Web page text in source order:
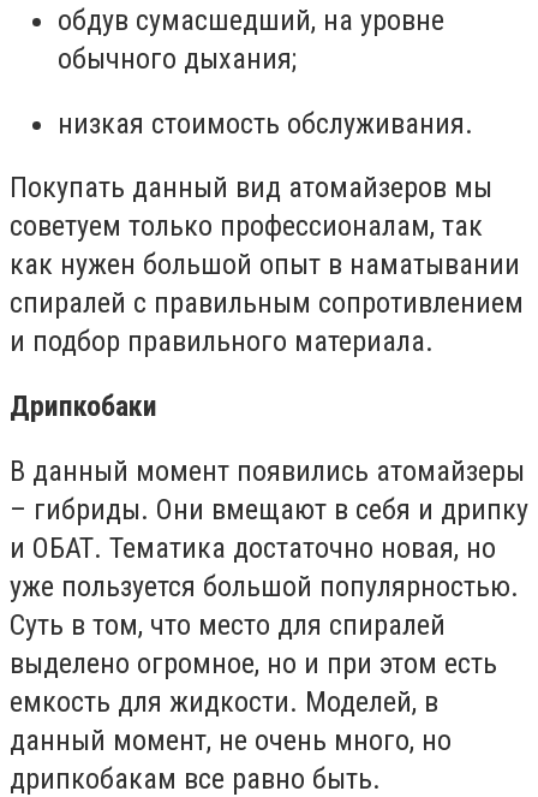
обдув сумасшедший, на уровне
обычного дыхания;
низкая стоимость обслуживания.
Покупать данный вид атомайзеров мы
советуем только профессионалам, так
как нужен большой опыт в наматывании
спиралей с правильным сопротивлением
и подбор правильного материала.
Дрипкобаки
В данный момент появились атомайзеры
– гибриды. Они вмещают в себя и дрипку
и ОБАТ. Тематика достаточно новая, но
уже пользуется большой популярностью.
Суть в том, что место для спиралей
выделено огромное, но и при этом есть
емкость для жидкости. Моделей, в
данный момент, не очень много, но
дрипкобакам все равно быть.